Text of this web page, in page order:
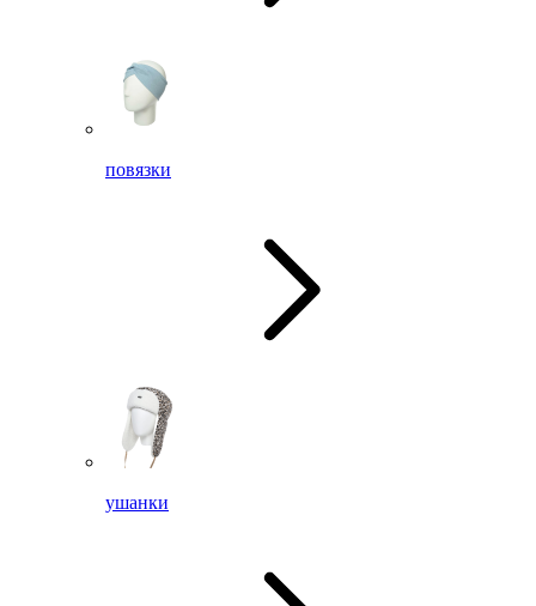
повязки
ушанки